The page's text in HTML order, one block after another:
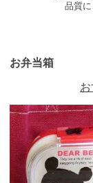
品質に
お弁当箱